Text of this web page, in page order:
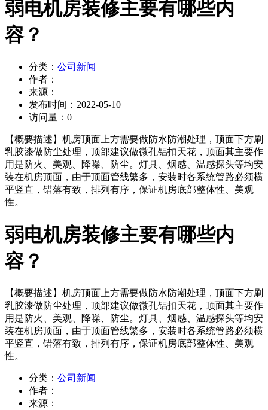
弱电机房装修主要有哪些内
容？
分类： 公司新闻
作者：
来源：
发布时间： 2022-05-10
访问量： 0
【概要描述】 机房顶面上方需要做防水防潮处理，顶面下方刷
乳胶漆做防尘处理，顶部建议做微孔铝扣天花，顶面其主要作
用是防火、美观、降噪、防尘。灯具、烟感、温感探头等均安
装在机房顶面，由于顶面管线繁多，安装时各系统管路必须横
平竖直，错落有致，排列有序，保证机房底部整体性、美观
性。
弱电机房装修主要有哪些内
容？
【概要描述】 机房顶面上方需要做防水防潮处理，顶面下方刷
乳胶漆做防尘处理，顶部建议做微孔铝扣天花，顶面其主要作
用是防火、美观、降噪、防尘。灯具、烟感、温感探头等均安
装在机房顶面，由于顶面管线繁多，安装时各系统管路必须横
平竖直，错落有致，排列有序，保证机房底部整体性、美观
性。
分类： 公司新闻
作者：
来源：